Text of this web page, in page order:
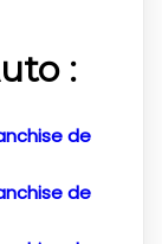
:
de
de